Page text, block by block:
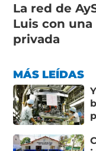
La red de
Luis con
privada
MÁS LEÍDAS